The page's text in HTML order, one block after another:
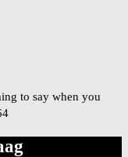
to say when you